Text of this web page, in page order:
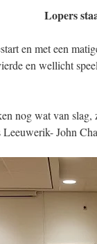
Lopers
en met een
en wellicht
nog wat van
John